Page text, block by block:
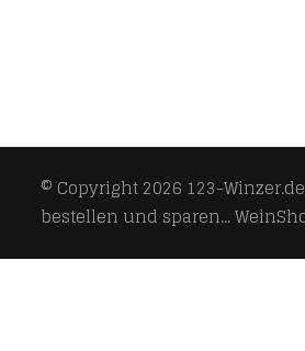
© Copyright 2026 123-
bestellen und sparen...